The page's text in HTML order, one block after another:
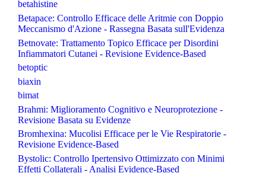
betahistine
Betapace: Controllo Efficace delle Aritmie con Doppio
Meccanismo d'Azione - Rassegna Basata sull'Evidenza
Betnovate: Trattamento Topico Efficace per Disordini
Infiammatori Cutanei - Revisione Evidence-Based
betoptic
biaxin
bimat
Brahmi: Miglioramento Cognitivo e Neuroprotezione -
Revisione Basata su Evidenze
Bromhexina: Mucolisi Efficace per le Vie Respiratorie -
Revisione Evidence-Based
Bystolic: Controllo Ipertensivo Ottimizzato con Minimi
Effetti Collaterali - Analisi Evidence-Based